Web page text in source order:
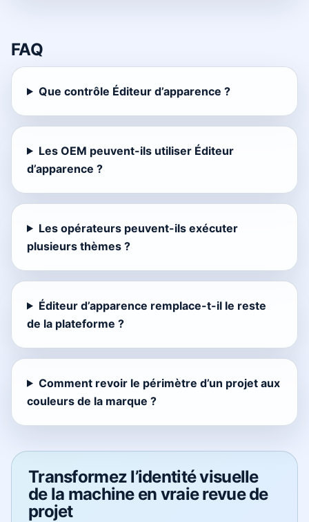
FAQ
Que contrôle Éditeur d’apparence ?
Les OEM peuvent-ils utiliser Éditeur
d’apparence ?
Les opérateurs peuvent-ils exécuter
plusieurs thèmes ?
Éditeur d’apparence remplace-t-il le reste
de la plateforme ?
Comment revoir le périmètre d’un projet aux
couleurs de la marque ?
Transformez l’identité visuelle
de la machine en vraie revue de
projet